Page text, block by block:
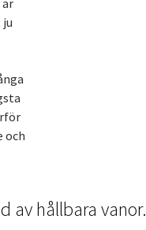
är
och
av hållbara vanor.